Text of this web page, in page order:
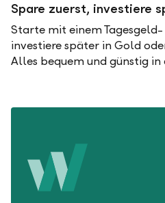
Spare zuerst, investiere
Starte mit einem
investiere später in Gold
Alles bequem und günstig